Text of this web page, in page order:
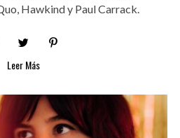
Hawkind y Paul Carrack.
Leer Más